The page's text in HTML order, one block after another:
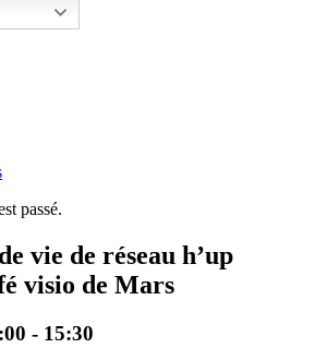
passé.
vie de réseau h’up
visio de Mars
- 15:30